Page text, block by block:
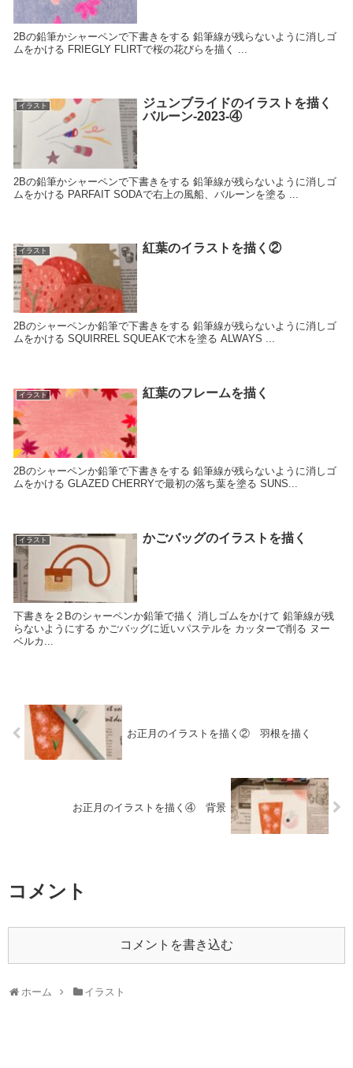
2Bの鉛筆かシャーペンで下書きをする 鉛筆線が残らないように消しゴ
ムをかける FRIEGLY FLIRTで桜の花びらを描く ...
イラスト
ジュンブライドのイラストを描く
バルーン-2023-④
2Bの鉛筆かシャーペンで下書きをする 鉛筆線が残らないように消しゴ
ムをかける PARFAIT SODAで右上の風船、バルーンを塗る ...
イラスト 紅葉のイラストを描く②
2Bのシャーペンか鉛筆で下書きをする 鉛筆線が残らないように消しゴ
ムをかける SQUIRREL SQUEAKで木を塗る ALWAYS ...
イラスト 紅葉のフレームを描く
2Bのシャーペンか鉛筆で下書きをする 鉛筆線が残らないように消しゴ
ムをかける GLAZED CHERRYで最初の落ち葉を塗る SUNS...
イラスト かごバッグのイラストを描く
下書きを２Bのシャーペンか鉛筆で描く 消しゴムをかけて 鉛筆線が残
らないようにする かごバッグに近いパステルを カッターで削る ヌー
ベルカ...
お正月のイラストを描く② 羽根を描く
お正月のイラストを描く④ 背景
コメント
コメントを書き込む
ホーム イラスト